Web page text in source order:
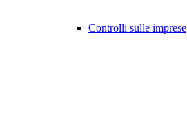
Controlli sulle imprese